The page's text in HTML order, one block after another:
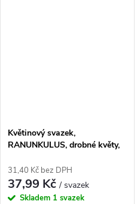
Květinový svazek,
RANUNKULUS, drobné květy,
31,40 Kč bez DPH
37,99 Kč/ svazek
Skladem 1 svazek